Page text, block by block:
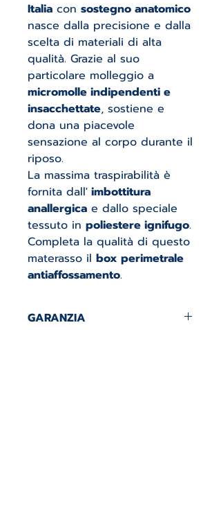
Italia con sostegno anatomico
nasce dalla precisione e dalla
scelta di materiali di alta
qualità. Grazie al suo
particolare molleggio a
micromolle indipendenti e
insacchettate, sostiene e
dona una piacevole
sensazione al corpo durante il
riposo.
La massima traspirabilità è
fornita dall' imbottitura
anallergica e dallo speciale
tessuto in poliestere ignifugo.
Completa la qualità di questo
materasso il box perimetrale
antiaffossamento.
GARANZIA